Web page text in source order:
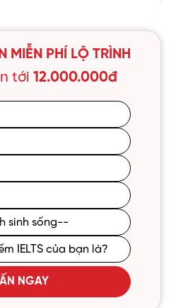
MIỄN PHÍ LỘ TRÌNH
tới 12.000.000đ
NGAY